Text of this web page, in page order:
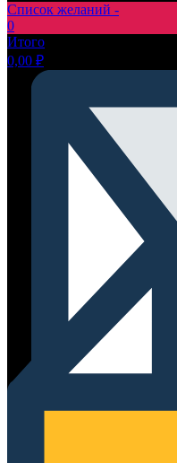
Список желаний -
0
Итого
0,00 ₽